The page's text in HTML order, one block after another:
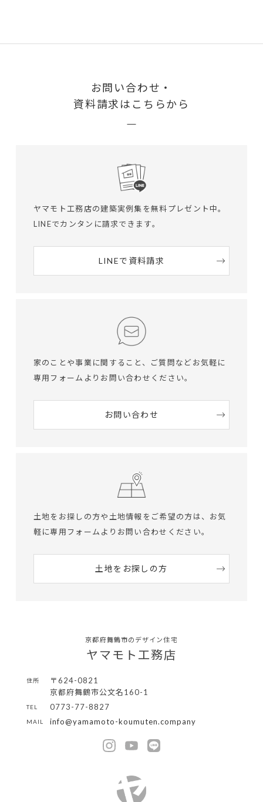
お問い合わせ・
資料請求はこちらから
ヤマモト工務店の建築実例集を無料プレゼント中。
LINEでカンタンに請求できます。
LINEで資料請求
家のことや事業に関すること、ご質問など お気軽に
専用フォームよりお問い合わせください。
お問い合わせ
土地をお探しの方や土地情報をご希望の方は、 お気
軽に専用フォームよりお問い合わせください。
土地をお探しの方
京都府舞鶴市のデザイン住宅
ヤマモト工務店
住所
〒624-0821
京都府舞鶴市公文名160-1
TEL 0773-77-8827
MAIL info@yamamoto-koumuten.company